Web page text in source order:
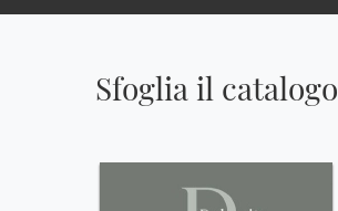
Sfoglia il catalogo